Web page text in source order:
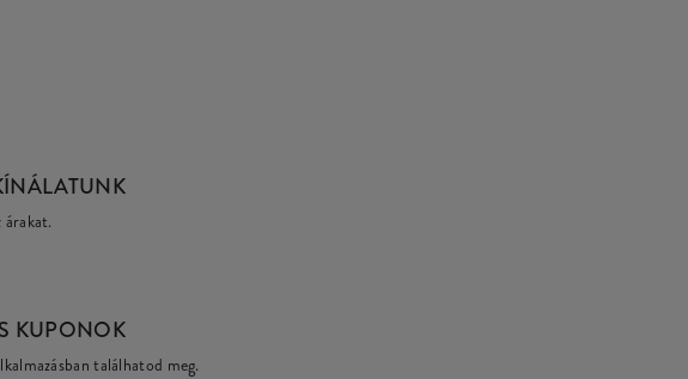
árakat.
KUPONOK
találhatod meg.